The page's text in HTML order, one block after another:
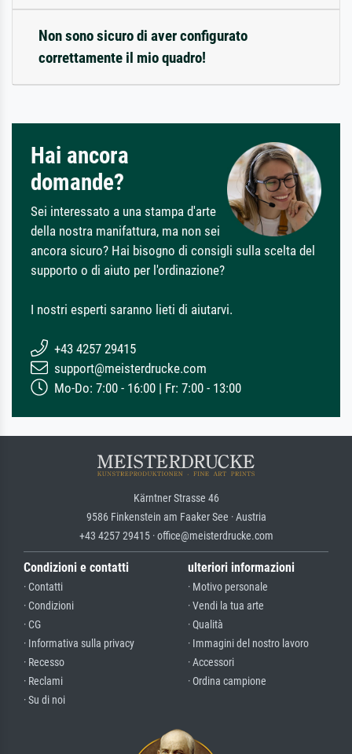
Non sono sicuro di aver configurato
correttamente il mio quadro!
Hai ancora
domande?
Sei interessato a una stampa d'arte
della nostra manifattura, ma non sei
ancora sicuro? Hai bisogno di consigli sulla scelta del
supporto o di aiuto per l'ordinazione?
I nostri esperti saranno lieti di aiutarvi.
+43 4257 29415
support@meisterdrucke.com
Mo-Do: 7:00 - 16:00 | Fr: 7:00 - 13:00
Kärntner Strasse 46
9586 Finkenstein am Faaker See · Austria
+43 4257 29415 · office@meisterdrucke.com
Condizioni e contatti
· Contatti
· Condizioni
· CG
· Informativa sulla privacy
· Recesso
· Reclami
· Su di noi
ulteriori informazioni
· Motivo personale
· Vendi la tua arte
· Qualità
· Immagini del nostro lavoro
· Accessori
· Ordina campione